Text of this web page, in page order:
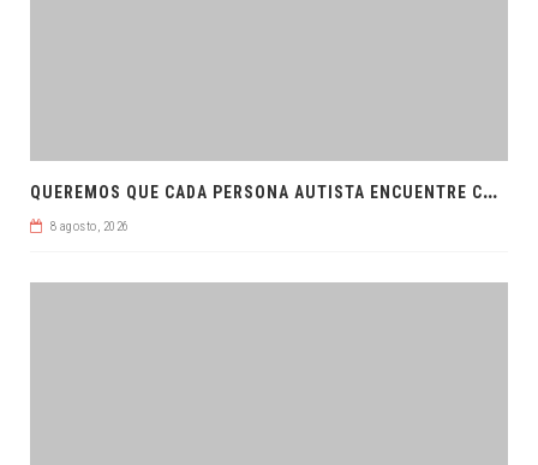
Q
UEREMOS QUE CADA PERSONA AUTISTA ENCUENTRE COMPRENSIÓN: JDM
8 agosto, 2026